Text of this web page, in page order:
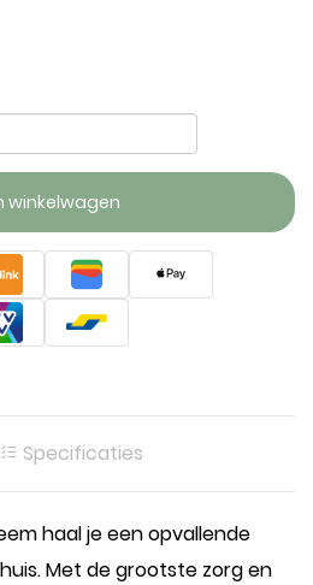
winkelwagen
Specificaties
haal je een opvallende
Met de grootste zorg en